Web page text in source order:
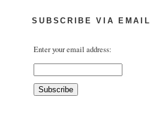
SUBSCRIBE VIA EMAIL
Enter your email address: